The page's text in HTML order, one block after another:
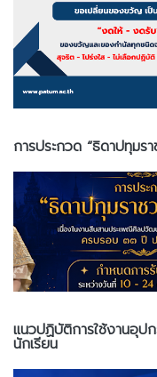
การประกวด “ธิดาปทุม
แนวปฏิบัติการใช้งานอุป
นักเรียน